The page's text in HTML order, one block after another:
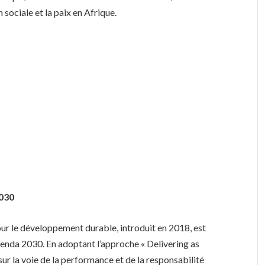
sociale et la paix en Afrique.
le développement durable, introduit en 2018, est
2030. En adoptant l’approche « Delivering as
la voie de la performance et de la responsabilité